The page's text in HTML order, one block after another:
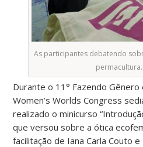
As participantes debatendo
permacultura.
Durante o 11° Fazendo Gênero
Women’s Worlds Congress
realizado o minicurso
que versou sobre a ótica
facilitação de Iana Carla Couto